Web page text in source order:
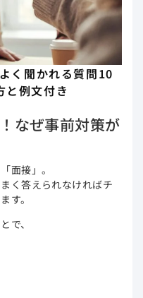
く聞かれる質問10
と例文付き
なぜ事前対策が
面接」。
く答えられなければチ
す。
で、